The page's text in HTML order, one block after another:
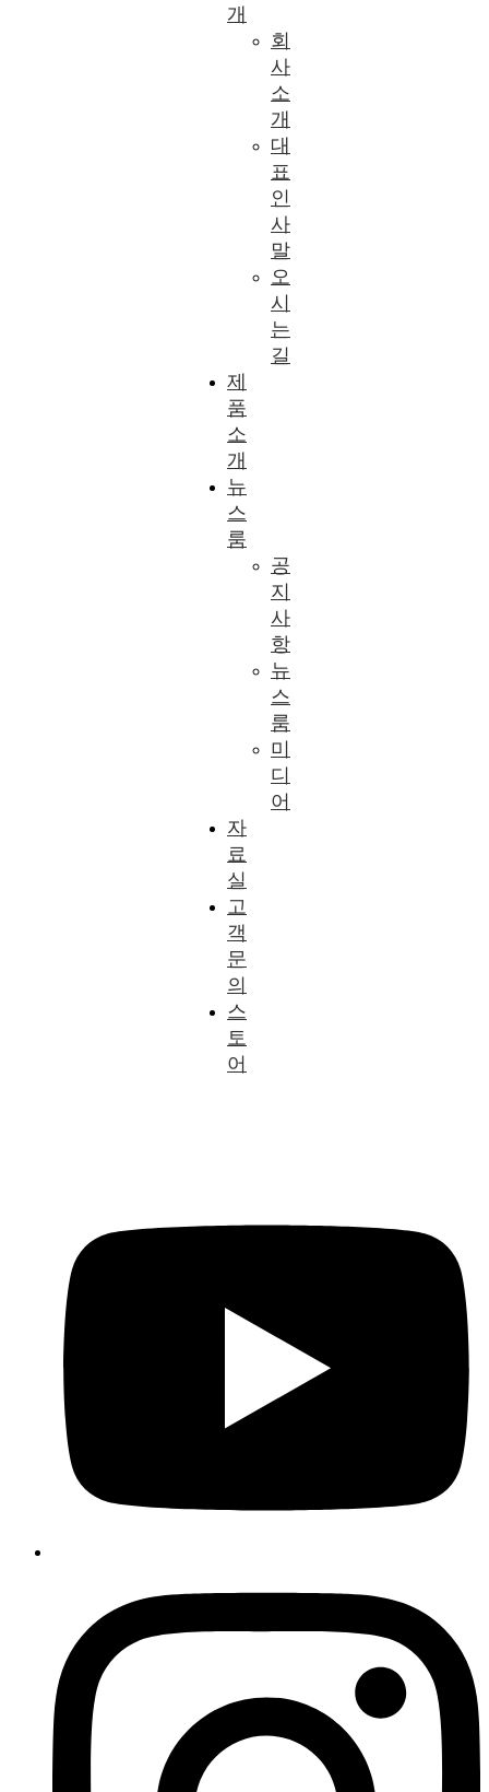
개
회
사
소
개
대
표
인
사
말
오
시
는
길
제
품
소
개
뉴
스
룸
공
지
사
항
뉴
스
룸
미
디
어
자
료
실
고
객
문
의
스
토
어